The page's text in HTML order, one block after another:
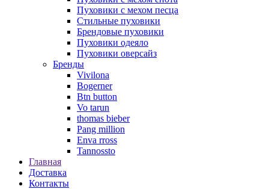
Пуховики с мехом песца
Стильные пуховики
Брендовые пуховики
Пуховики одеяло
Пуховики оверсайз
Бренды
Vivilona
Bogerner
Btn button
Vo tarun
thomas bieber
Pang million
Enva rross
Tannossto
Главная
Доставка
Контакты